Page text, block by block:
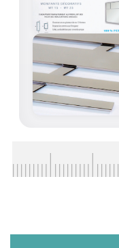
VITRINE EN
CONNECTEURS
PLATS ET
LES
BARRES DE